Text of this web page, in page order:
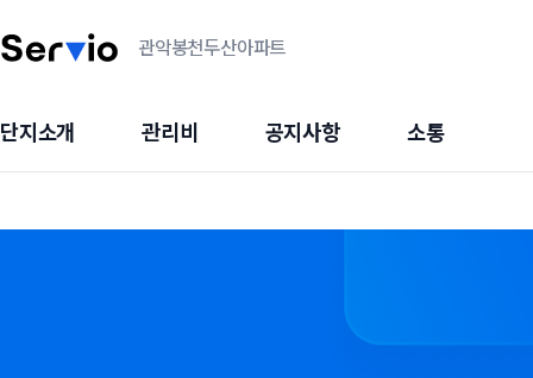
관악봉천두산아파트
단지소개 관리비 공지사항 소통